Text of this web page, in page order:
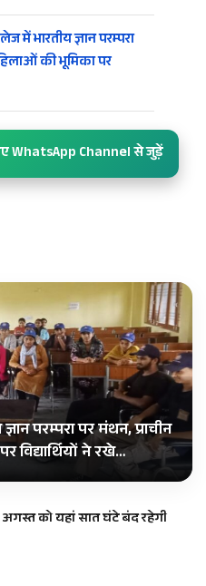
में भारतीय ज्ञान परम्परा
की भूमिका पर
WhatsApp Channel से जुड़ें
परम्परा पर मंथन, प्राचीन
विद्यार्थियों ने रखे…
को यहां सात घंटे बंद रहेगी